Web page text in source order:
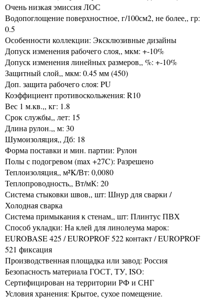
Очень низкая эмиссия ЛОС
Водопоглощение поверхностное, г/100см2, не более,, гр:
0.5
Особенности коллекции: Эксклюзивные дизайны
Допуск изменения рабочего слоя,, мкм: +-10%
Допуск изменения линейных размеров,, %: +-10%
Защитный слой,, мкм: 0.45 мм (450)
Доп. защита рабочего слоя: PU
Коэффициент противоскольжения: R10
Вес 1 м.кв.,, кг: 1.8
Срок службы,, лет: 15
Длина рулон.,, м: 30
Шумоизоляция,, Дб: 18
Форма поставки и мин. партии: Рулон
Полы с подогревом (max +27C): Разрешено
Теплоизоляция,, м²K/Вт: 0,0080
Теплопроводность,, Вт/мК: 20
Система стыковки швов,, шт: Шнур для сварки /
Холодная сварка
Система примыкания к стенам,, шт: Плинтус ПВХ
Способ укладки: На клей для линолеума марок:
EUROBASE 425 / EUROPROF 522 контакт / EUROPROF
521 фиксация
Производственная площадка или завод: Россия
Безопасность материала ГОСТ, ТУ, ISO:
Сертифицирован на территории РФ и СНГ
Условия хранения: Крытое, сухое помещение.